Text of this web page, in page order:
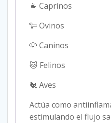
🐐 Caprinos
🐑 Ovinos
🐶 Caninos
🐱 Felinos
🐔 Aves
Actúa como
estimulando el flujo